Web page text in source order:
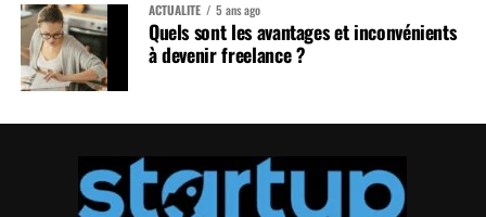
ACTUALITÉ 5 ans ago
Quels sont les avantages et inconvénients
à devenir freelance ?